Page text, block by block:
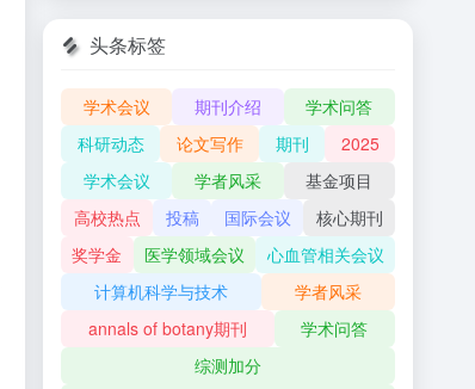
头条标签
学术会议 期刊介绍
学术问答
科研动态
论文写作 期刊
2025
学术会议
学者风采
基金项目
高校热点
投稿 国际会议
核心期刊
奖学金
医学领域会议
心血管相关会议
计算机科学与技术
学者风采
annals of botany期刊
学术问答
综测加分